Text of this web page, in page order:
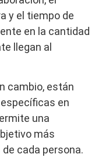
y el tiempo de
en la cantidad
llegan al
cambio, están
en
una
más
cada persona.